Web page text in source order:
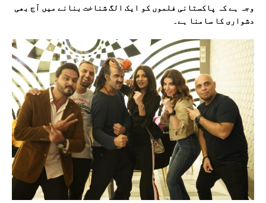
وجہ ہے کہ پاکستانی فلموں کو ایک الگ شناخت بنانے میں آج بھی
دشواری کا سامنا ہے۔